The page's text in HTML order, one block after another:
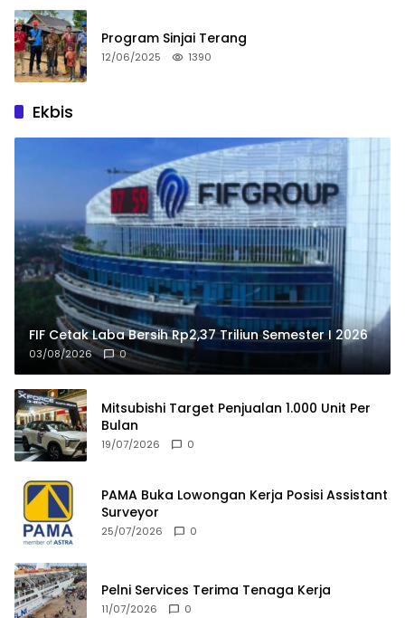
Program Sinjai Terang
12/06/2025 1390
Ekbis
FIF Cetak Laba Bersih Rp2,37 Triliun Semester I 2026
03/08/2026 0
Mitsubishi Target Penjualan 1.000 Unit Per
Bulan
19/07/2026 0
PAMA Buka Lowongan Kerja Posisi Assistant
Surveyor
25/07/2026 0
Pelni Services Terima Tenaga Kerja
11/07/2026 0